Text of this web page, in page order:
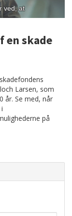
en skade
Larsen, som
år. Se med, når
på